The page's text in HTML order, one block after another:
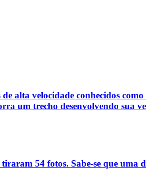
alta velocidade conhecidos
um trecho desenvolvendo sua
54 fotos. Sabe-se que uma